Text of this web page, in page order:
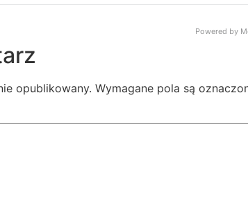
Powered by
opublikowany. Wymagane pola są